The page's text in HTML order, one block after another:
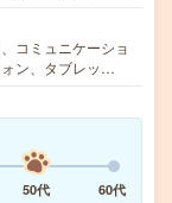
コミュニケーショ
ン、タブレッ…
50代
60代